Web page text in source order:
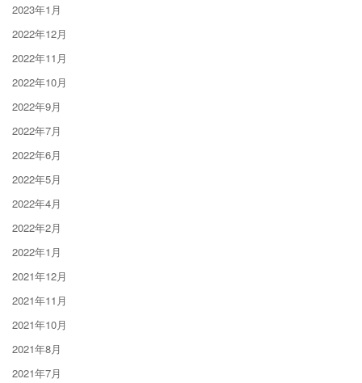
2023年1月
2022年12月
2022年11月
2022年10月
2022年9月
2022年7月
2022年6月
2022年5月
2022年4月
2022年2月
2022年1月
2021年12月
2021年11月
2021年10月
2021年8月
2021年7月